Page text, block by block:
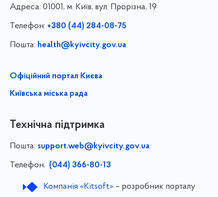
Адреса: 01001, м. Київ, вул. Прорізна, 19
Телефон: +380 (44) 284-08-75
Пошта: health@kyivcity.gov.ua
Офіційний портал Києва
Київська міська рада
Технічна підтримка
Пошта: support.web@kyivcity.gov.ua
Телефон: (044) 366-80-13
Компанія «Kitsoft»– розробник порталу